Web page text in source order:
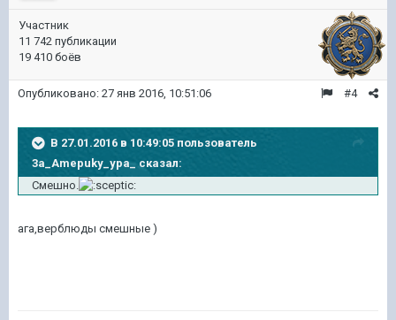
Участник
11 742 публикации
19 410 боёв
#4
Опубликовано: 27 янв 2016, 10:51:06
В 27.01.2016 в 10:49:05 пользователь
3a_Amepuky_ypa_ сказал:
Смешно.
ага,верблюды смешные )